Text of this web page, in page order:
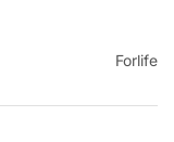
Forlife